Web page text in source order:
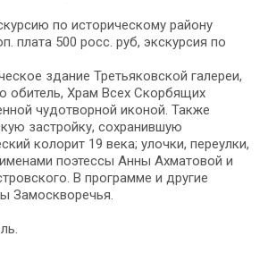
по историческому району
плата 500 росс. руб, экскурсия по
здание Третьяковской галереи,
Храм Всех Скорбящих
чудотворной иконой. Также
застройку, сохранившую
колорит 19 века; улочки, переулки,
поэтессы Анны Ахматовой и
В программе и другие
Замоскворечья.